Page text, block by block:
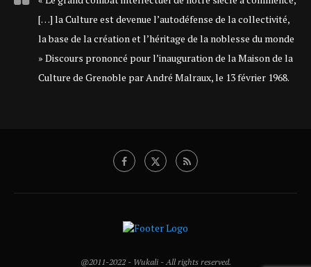
[…] la Culture est devenue l’autodéfense de la collectivité,
la base de la création et l’héritage de la noblesse du monde
» Discours prononcé pour l’inauguration de la Maison de la
Culture de Grenoble par André Malraux, le 13 février 1968.
@2011-2022 - Wukali - All rights reserved.